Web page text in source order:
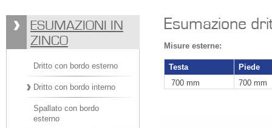
ESUMAZIONI IN
ZINCO
Dritto con bordo esterno
Dritto con bordo interno
Spallato con bordo
esterno
Esumazione
Misure esterne:
Testa
Piede
700 mm
700 mm